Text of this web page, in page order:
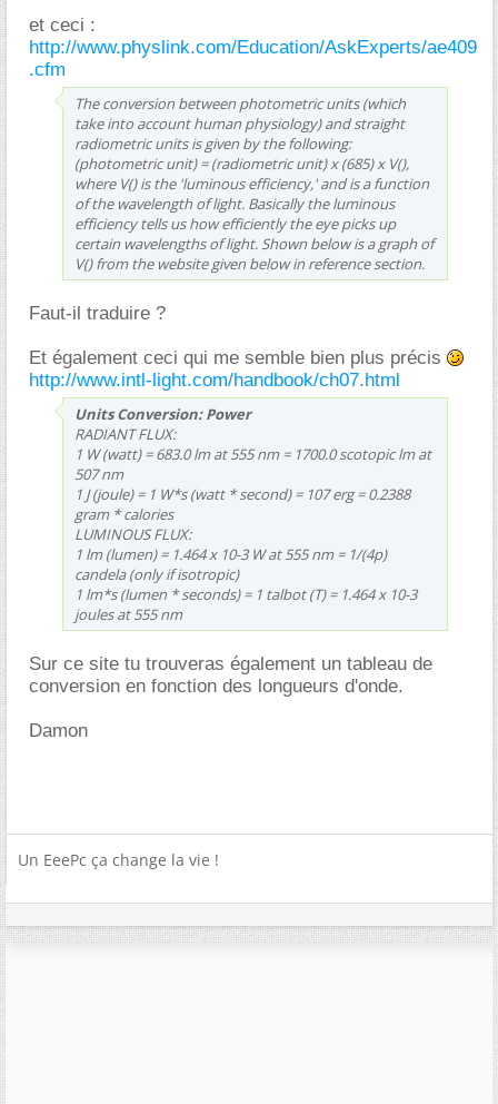
et ceci :
http://www.physlink.com/Education/AskExperts/ae409
.cfm
The conversion between photometric units (which
take into account human physiology) and straight
radiometric units is given by the following:
(photometric unit) = (radiometric unit) x (685) x V(),
where V() is the 'luminous efficiency,' and is a function
of the wavelength of light. Basically the luminous
efficiency tells us how efficiently the eye picks up
certain wavelengths of light. Shown below is a graph of
V() from the website given below in reference section.
Faut-il traduire ?
Et également ceci qui me semble bien plus précis
http://www.intl-light.com/handbook/ch07.html
Units Conversion: Power
RADIANT FLUX:
1 W (watt) = 683.0 lm at 555 nm = 1700.0 scotopic lm at
507 nm
1 J (joule) = 1 W*s (watt * second) = 107 erg = 0.2388
gram * calories
LUMINOUS FLUX:
1 lm (lumen) = 1.464 x 10-3 W at 555 nm = 1/(4p)
candela (only if isotropic)
1 lm*s (lumen * seconds) = 1 talbot (T) = 1.464 x 10-3
joules at 555 nm
Sur ce site tu trouveras également un tableau de
conversion en fonction des longueurs d'onde.
Damon
Un EeePc ça change la vie !